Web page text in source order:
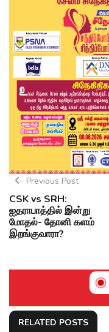
Previous Post
CSK vs SRH:
ஐதராபாத்தில் இன்று
மோதல்- தோனி களம்
இறங்குவாரா?
RELATED POSTS